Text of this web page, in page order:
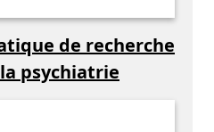
de recherche
psychiatrie